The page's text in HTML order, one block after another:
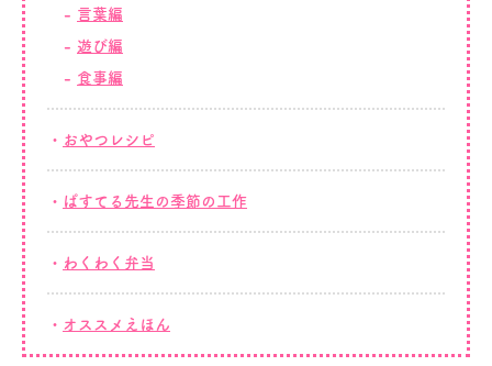
言葉編
遊び編
食事編
おやつレシピ
ぱすてる先生の季節の工作
わくわく弁当
オススメえほん